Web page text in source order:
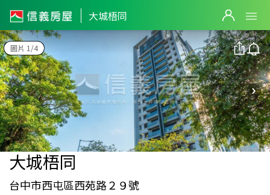
大城梧同
圖片 1/4
大城梧同
台中市西屯區西苑路２９號